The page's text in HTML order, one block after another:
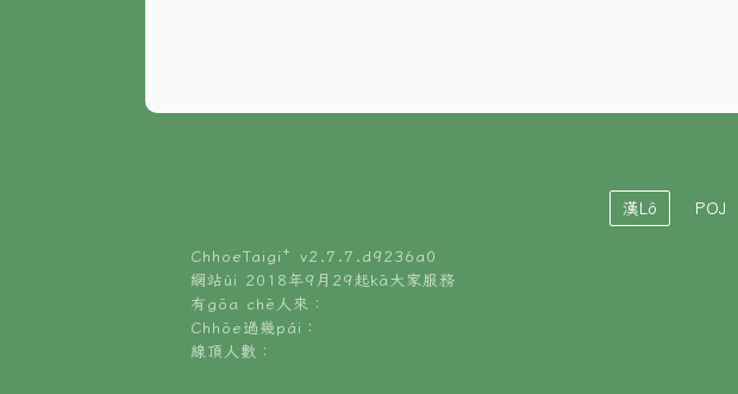
漢Lô POJ
ChhoeTaigi⁺ v2.7.7.d9236a0
網站ùi 2018年9月29起kā大家服務
有gōa chē人來：
Chhōe過幾pái：
線頂人數：